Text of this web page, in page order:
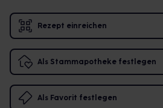
Rezept einreichen
Als Stammapotheke festlegen
Als Favorit festlegen